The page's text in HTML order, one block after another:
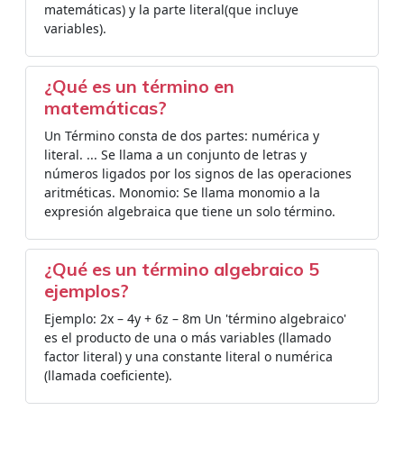
matemáticas) y la parte literal(que incluye
variables).
¿Qué es un término en
matemáticas?
Un Término consta de dos partes: numérica y
literal. ... Se llama a un conjunto de letras y
números ligados por los signos de las operaciones
aritméticas. Monomio: Se llama monomio a la
expresión algebraica que tiene un solo término.
¿Qué es un término algebraico 5
ejemplos?
Ejemplo: 2x – 4y + 6z – 8m Un 'término algebraico'
es el producto de una o más variables (llamado
factor literal) y una constante literal o numérica
(llamada coeficiente).